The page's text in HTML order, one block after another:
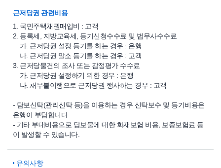
근저당권 관련비용
1. 국민주택채권매입비 : 고객
2. 등록세, 지방교육세, 등기신청수수료 및 법무사수수료
가. 근저당권 설정 등기를 하는 경우 : 은행
나. 근저당권 말소 등기를 하는 경우 : 고객
3. 근저당물건의 조사 또는 감정평가 수수료
가. 근저당권 설정하기 위한 경우 : 은행
나. 채무불이행으로 근저당권 행사하는 경우 : 고객
- 담보신탁(관리신탁 등)을 이용하는 경우 신탁보수 및 등기비용은
은행이 부담합니다.
- 기타 부대비용으로 담보물에 대한 화재보험 비용, 보증보험료 등
이 발생할 수 있습니다.
유의사항